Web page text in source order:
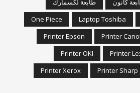
كانون
طابعة لكسمارك
Laptop Toshiba
One Piece
Printer
Printer Epson
Printer
Printer OKI
Printer Sharp
Printer Xerox